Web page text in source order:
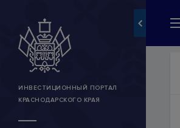
ИНВЕСТИЦИОННЫЙ ПОРТАЛ
КРАСНОДАРСКОГО КРАЯ